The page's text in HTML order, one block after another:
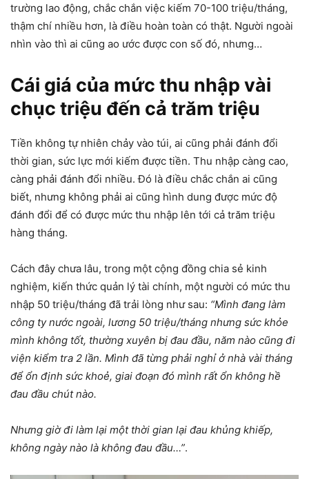
trường lao động, chắc chắn việc kiếm 70-100 triệu/tháng,
thậm chí nhiều hơn, là điều hoàn toàn có thật. Người ngoài
nhìn vào thì ai cũng ao ước được con số đó, nhưng…
Cái giá của mức thu nhập vài
chục triệu đến cả trăm triệu
Tiền không tự nhiên chảy vào túi, ai cũng phải đánh đổi
thời gian, sức lực mới kiếm được tiền. Thu nhập càng cao,
càng phải đánh đổi nhiều. Đó là điều chắc chắn ai cũng
biết, nhưng không phải ai cũng hình dung được mức độ
đánh đổi để có được mức thu nhập lên tới cả trăm triệu
hàng tháng.
Cách đây chưa lâu, trong một cộng đồng chia sẻ kinh
nghiệm, kiến thức quản lý tài chính, một người có mức thu
nhập 50 triệu/tháng đã trải lòng như sau: “Mình đang làm
công ty nước ngoài, lương 50 triệu/tháng nhưng sức khỏe
mình không tốt, thường xuyên bị đau đầu, năm nào cũng đi
viện kiểm tra 2 lần. Mình đã từng phải nghỉ ở nhà vài tháng
để ổn định sức khoẻ, giai đoạn đó mình rất ổn không hề
đau đầu chút nào.
Nhưng giờ đi làm lại một thời gian lại đau khủng khiếp,
không ngày nào là không đau đầu…”.